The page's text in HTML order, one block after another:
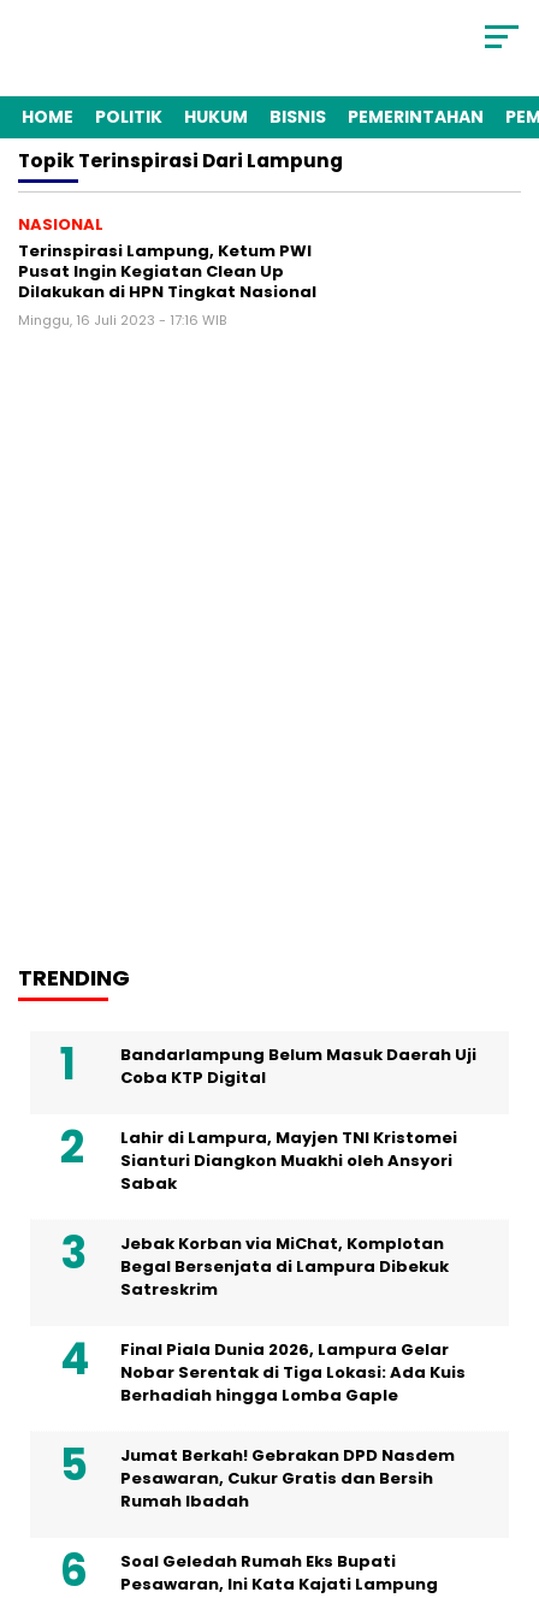
HOME POLITIK HUKUM BISNIS PEMERINTAHAN
TopikTerinspirasi Dari Lampung
NASIONAL
Terinspirasi Lampung, Ketum PWI
Pusat Ingin Kegiatan Clean Up
Dilakukan di HPN Tingkat Nasional
Minggu, 16 Juli 2023 - 17:16 WIB
TRENDING
Bandarlampung Belum Masuk Daerah Uji
Coba KTP Digital
Lahir di Lampura, Mayjen TNI Kristomei
Sianturi Diangkon Muakhi oleh Ansyori
Sabak
Jebak Korban via MiChat, Komplotan
Begal Bersenjata di Lampura Dibekuk
Satreskrim
Final Piala Dunia 2026, Lampura Gelar
Nobar Serentak di Tiga Lokasi: Ada Kuis
Berhadiah hingga Lomba Gaple
Jumat Berkah! Gebrakan DPD Nasdem
Pesawaran, Cukur Gratis dan Bersih
Rumah Ibadah
Soal Geledah Rumah Eks Bupati
Pesawaran, Ini Kata Kajati Lampung